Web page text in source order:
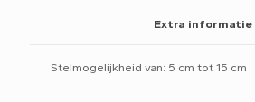
Extra informatie
Stelmogelijkheid van: 5 cm tot 15 cm